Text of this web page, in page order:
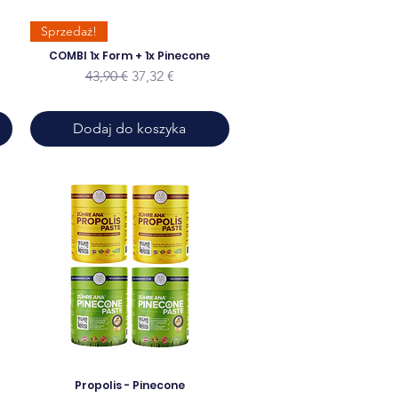
Sprzedaż!
COMBI 1x Form + 1x Pinecone
Regularna cena
43,90 € Cena rabatowa
37,32 €
Dodaj do koszyka
Propolis - Pinecone